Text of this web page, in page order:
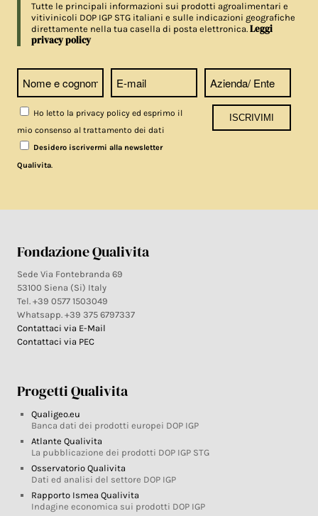
Tutte le principali informazioni sui prodotti agroalimentari e
vitivinicoli DOP IGP STG italiani e sulle indicazioni geografiche
direttamente nella tua casella di posta elettronica.Leggi
privacy policy
Ho letto la privacy policy ed esprimo il
mio consenso al trattamento dei dati
Desidero iscrivermi alla newsletter
Qualivita.
Fondazione Qualivita
Sede Via Fontebranda 69
53100 Siena (Si) Italy
Tel. +39 0577 1503049
Whatsapp. +39 375 6797337
Contattaci via E-Mail
Contattaci via PEC
Progetti Qualivita
Qualigeo.eu
Banca dati dei prodotti europei DOP IGP
Atlante Qualivita
La pubblicazione dei prodotti DOP IGP STG
Osservatorio Qualivita
Dati ed analisi del settore DOP IGP
Rapporto Ismea Qualivita
Indagine economica sui prodotti DOP IGP